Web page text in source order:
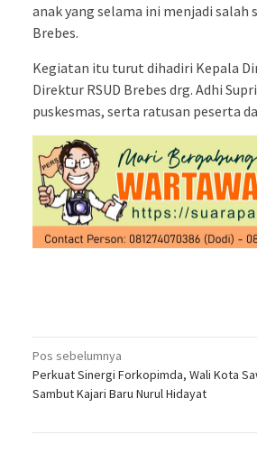
anak yang selama ini menjadi
Brebes.
Kegiatan itu turut dihadiri Kepala
Direktur RSUD Brebes drg. Adhi
puskesmas, serta ratusan peserta
Navigasi
pos
Pos sebelumnya
Perkuat Sinergi Forkopimda, Wali Kota
Sambut Kajari Baru Nurul Hidayat